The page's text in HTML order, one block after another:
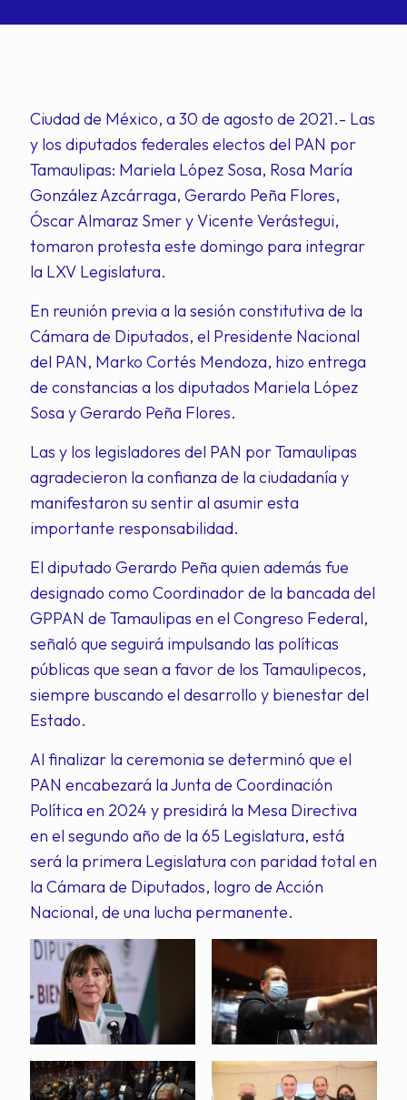
Ciudad de México, a 30 de agosto de 2021.- Las
y los diputados federales electos del PAN por
Tamaulipas: Mariela López Sosa, Rosa María
González Azcárraga, Gerardo Peña Flores,
Óscar Almaraz Smer y Vicente Verástegui,
tomaron protesta este domingo para integrar
la LXV Legislatura.
En reunión previa a la sesión constitutiva de la
Cámara de Diputados, el Presidente Nacional
del PAN, Marko Cortés Mendoza, hizo entrega
de constancias a los diputados Mariela López
Sosa y Gerardo Peña Flores.
Las y los legisladores del PAN por Tamaulipas
agradecieron la confianza de la ciudadanía y
manifestaron su sentir al asumir esta
importante responsabilidad.
El diputado Gerardo Peña quien además fue
designado como Coordinador de la bancada del
GPPAN de Tamaulipas en el Congreso Federal,
señaló que seguirá impulsando las políticas
públicas que sean a favor de los Tamaulipecos,
siempre buscando el desarrollo y bienestar del
Estado.
Al finalizar la ceremonia se determinó que el
PAN encabezará la Junta de Coordinación
Política en 2024 y presidirá la Mesa Directiva
en el segundo año de la 65 Legislatura, está
será la primera Legislatura con paridad total en
la Cámara de Diputados, logro de Acción
Nacional, de una lucha permanente.